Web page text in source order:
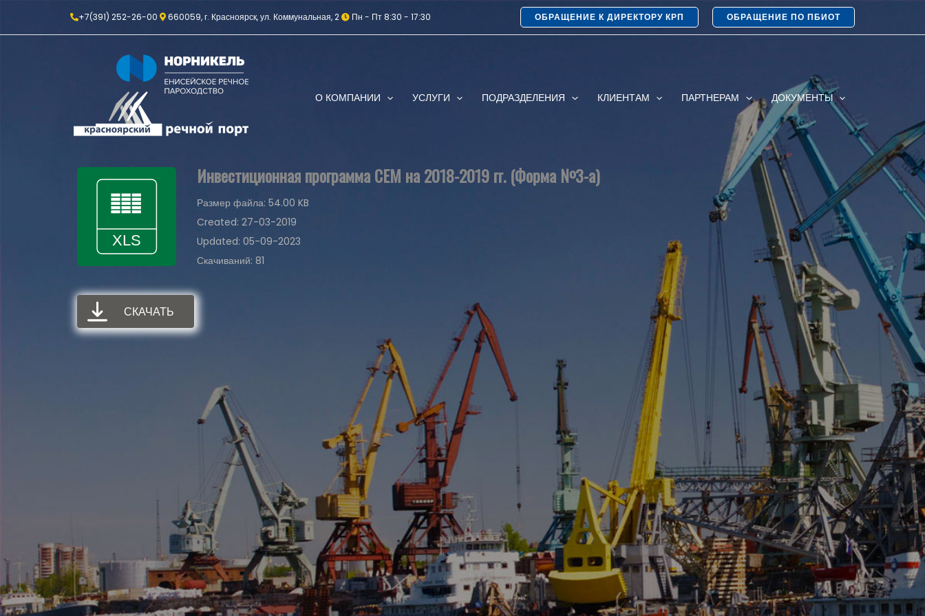
+7(391) 252-26-00 660059, г. Красноярск, ул. Коммунальная, 2 Пн - Пт 8:30 - 17:30 ОБРАЩЕНИЕ К ДИРЕКТОРУ КРП ОБРАЩЕНИЕ ПО ПБИОТ
О КОМПАНИИ УСЛУГИ ПОДРАЗДЕЛЕНИЯ КЛИЕНТАМ ПАРТНЕРАМ ДОКУМЕНТЫ
Инвестиционная программа СЕМ на 2018-2019 гг. (Форма №3-а)
Размер файла: 54.00 KB
Created: 27-03-2019
Updated: 05-09-2023
Скачиваний: 81
СКАЧАТЬ